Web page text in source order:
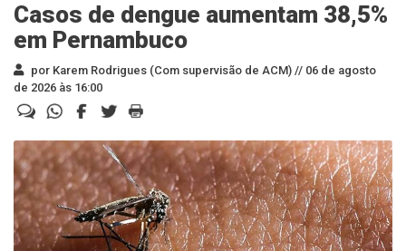
Casos de dengue aumentam 38,5%
em Pernambuco
por Karem Rodrigues (Com supervisão de ACM) // 06 de agosto
de 2026 às 16:00